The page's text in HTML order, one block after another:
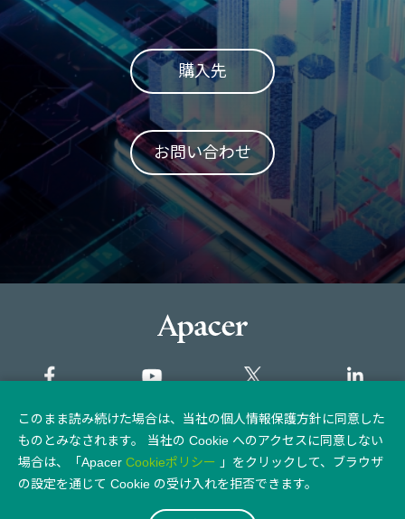
購入先
お問い合わせ
サイトマップ
個人情報保護方針 法律上の注意点
このまま読み続けた場合は、当社の個人情報保護方針に同意した
ものとみなされます。 当社の Cookie へのアクセスに同意しない
場合は、「Apacer Cookieポリシー
」をクリックして、ブラウザ
の設定を通じて Cookie の受け入れを拒否できます。